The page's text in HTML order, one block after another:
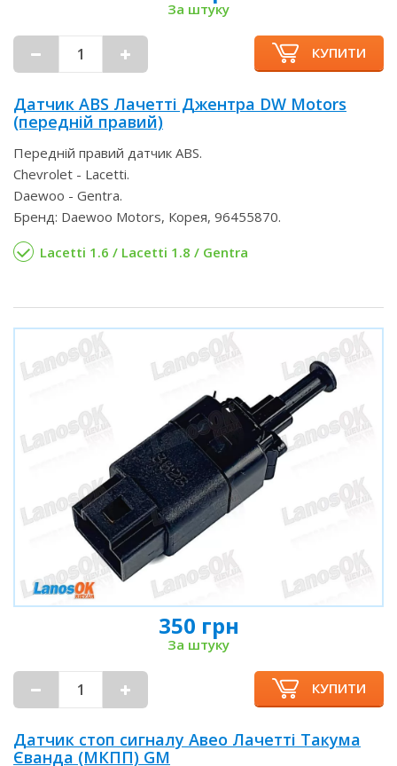
За штуку
КУПИТИ
Датчик ABS Лачетті Джентра DW Motors
(передній правий)
Передній правий датчик ABS.
Chevrolet - Lacetti.
Daewoo - Gentra.
Бренд: Daewoo Motors, Корея, 96455870.
Lacetti 1.6 / Lacetti 1.8 / Gentra
350 грн
За штуку
КУПИТИ
Датчик стоп сигналу Авео Лачетті Такума
Єванда (МКПП) GM